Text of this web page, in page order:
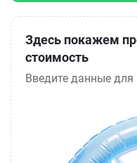
Здесь покажем
стоимость
Введите данные для